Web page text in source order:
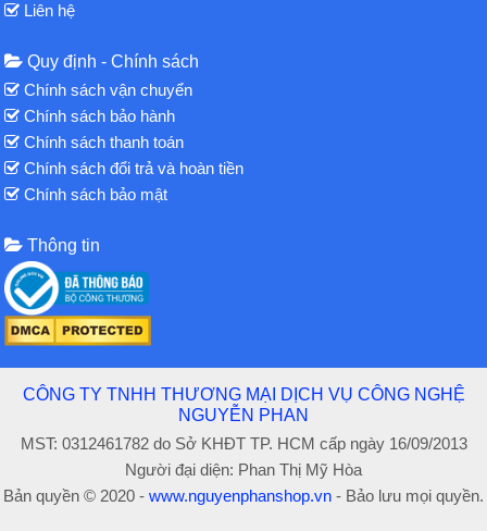
Liên hệ
Quy định - Chính sách
Chính sách vận chuyển
Chính sách bảo hành
Chính sách thanh toán
Chính sách đổi trả và hoàn tiền
Chính sách bảo mật
Thông tin
CÔNG TY TNHH THƯƠNG MẠI DỊCH VỤ CÔNG NGHỆ
NGUYỄN PHAN
MST: 0312461782 do Sở KHĐT TP. HCM cấp ngày 16/09/2013
Người đại diện: Phan Thị Mỹ Hòa
Bản quyền © 2020 - www.nguyenphanshop.vn - Bảo lưu mọi quyền.